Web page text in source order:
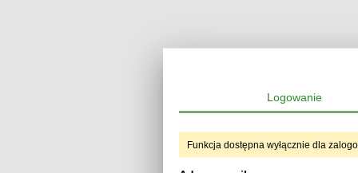
Logowanie
Funkcja dostępna wyłącznie dla